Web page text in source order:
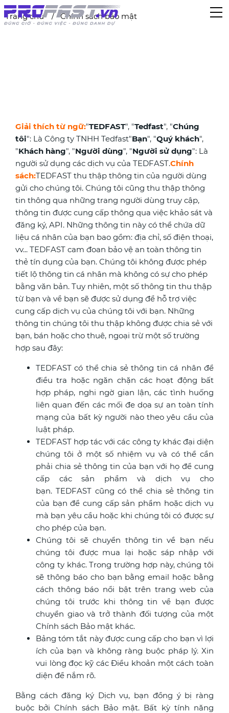
Trang chủ Chính sách bảo mật
Giải thích từ ngữ:"TEDFAST", "Tedfast", "Chúng
tôi": Là Công ty TNHH Tedfast"Bạn", "Quý khách",
"Khách hàng", "Người dùng", "Người sử dụng": Là
người sử dụng các dịch vụ của TEDFAST.Chính
sách:TEDFAST thu thập thông tin của người dùng
gửi cho chúng tôi. Chúng tôi cũng thu thập thông
tin thông qua những trang người dùng truy cập,
thông tin được cung cấp thông qua việc khảo sát và
đăng ký, API. Những thông tin này có thể chứa dữ
liệu cá nhân của bạn bao gồm: địa chỉ, số điện thoại,
vv... TEDFAST cam đoan bảo vệ an toàn thông tin
thẻ tín dụng của bạn. Chúng tôi không được phép
tiết lộ thông tin cá nhân mà không có sự cho phép
bằng văn bản. Tuy nhiên, một số thông tin thu thập
từ bạn và về bạn sẽ được sử dụng để hỗ trợ việc
cung cấp dịch vụ của chúng tôi với bạn. Những
thông tin chúng tôi thu thập không được chia sẻ với
bạn, bán hoặc cho thuê, ngoại trừ một số trường
hợp sau đây:
TEDFAST có thể chia sẻ thông tin cá nhân để
điều tra hoặc ngăn chặn các hoạt động bất
hợp pháp, nghi ngờ gian lận, các tình huống
liên quan đến các mối đe dọa sự an toàn tính
mạng của bất kỳ người nào theo yêu cầu của
luật pháp.
TEDFAST hợp tác với các công ty khác đại diện
chúng tôi ở một số nhiệm vụ và có thể cần
phải chia sẻ thông tin của bạn với họ để cung
cấp các sản phẩm và dịch vụ cho
bạn. TEDFAST cũng có thể chia sẻ thông tin
của bạn để cung cấp sản phẩm hoặc dịch vụ
mà bạn yêu cầu hoặc khi chúng tôi có được sự
cho phép của bạn.
Chúng tôi sẽ chuyển thông tin về bạn nếu
chúng tôi được mua lại hoặc sáp nhập với
công ty khác. Trong trường hợp này, chúng tôi
sẽ thông báo cho bạn bằng email hoặc bằng
cách thông báo nổi bật trên trang web của
chúng tôi trước khi thông tin về bạn được
chuyển giao và trở thành đối tượng của một
Chính sách Bảo mật khác.
Bảng tóm tắt này được cung cấp cho bạn vì lợi
ích của bạn và không ràng buộc pháp lý. Xin
vui lòng đọc kỹ các Điều khoản một cách toàn
diện để nắm rõ.
Bằng cách đăng ký Dịch vụ, bạn đồng ý bị ràng
buộc bởi Chính sách Bảo mật. Bất kỳ tính năng